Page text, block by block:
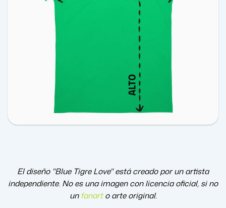
El diseño "Blue Tigre Love" está creado por un artista
independiente. No es una imagen con licencia oficial, si no
unfanart o arte original.